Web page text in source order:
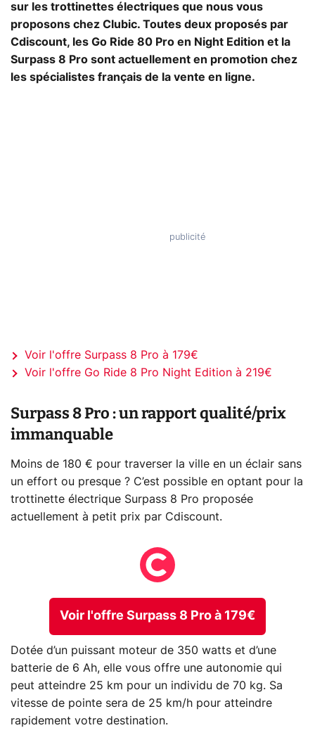
sur les trottinettes électriques que nous vous
proposons chez Clubic. Toutes deux proposés par
Cdiscount, les Go Ride 80 Pro en Night Edition et la
Surpass 8 Pro sont actuellement en promotion chez
les spécialistes français de la vente en ligne.
Voir l'offre Surpass 8 Pro à 179€
Voir l'offre Go Ride 8 Pro Night Edition à 219€
Surpass 8 Pro : un rapport qualité/prix
immanquable
Moins de 180 € pour traverser la ville en un éclair sans
un effort ou presque ? C’est possible en optant pour la
trottinette électrique Surpass 8 Pro proposée
actuellement à petit prix par Cdiscount.
Voir l'offre Surpass 8 Pro à 179€
Dotée d’un puissant moteur de 350 watts et d’une
batterie de 6 Ah, elle vous offre une autonomie qui
peut atteindre 25 km pour un individu de 70 kg. Sa
vitesse de pointe sera de 25 km/h pour atteindre
rapidement votre destination.